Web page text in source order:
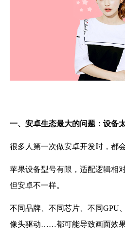
一、安卓生态最大的问题：设备
很多人第一次做安卓开发时，都
苹果设备型号有限，适配逻辑相
但安卓不一样。
不同品牌、不同芯片、不同GPU
像头驱动……都可能导致画面效果